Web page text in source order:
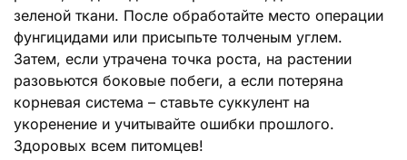
зеленой ткани. После обработайте место операции
фунгицидами или присыпьте толченым углем.
Затем, если утрачена точка роста, на растении
разовьются боковые побеги, а если потеряна
корневая система – ставьте суккулент на
укоренение и учитывайте ошибки прошлого.
Здоровых всем питомцев!